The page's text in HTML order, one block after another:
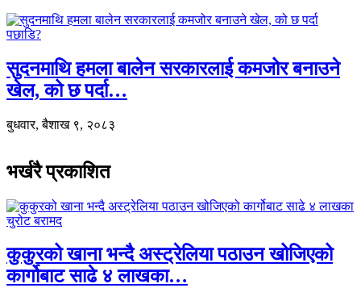
सुदनमाथि हमला बालेन सरकारलाई कमजोर बनाउने
खेल, को छ पर्दा…
बुधवार, बैशाख ९, २०८३
भर्खरै प्रकाशित
कुकुरको खाना भन्दै अस्ट्रेलिया पठाउन खोजिएको
कार्गोबाट साढे ४ लाखका…